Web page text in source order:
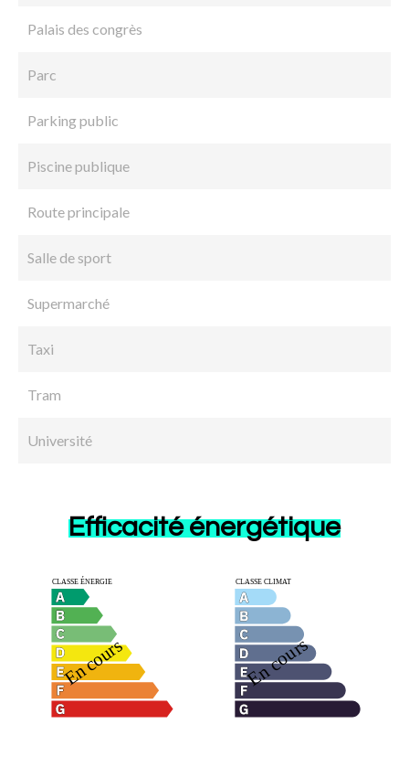
Palais des congrès
Parc
Parking public
Piscine publique
Route principale
Salle de sport
Supermarché
Taxi
Tram
Université
Efficacité énergétique